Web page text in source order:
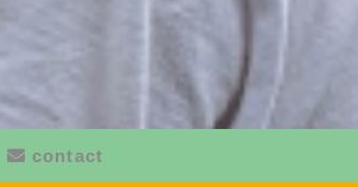
contact